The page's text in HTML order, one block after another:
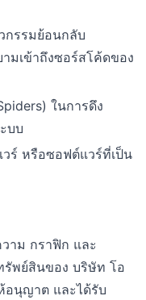
กรรมย้อนกลับ
มเข้าถึงซอร์สโค้ดของ
ในการดึง
บบ
วร์ หรือซอฟต์แวร์ที่เป็น
าม กราฟิก และ
พย์สินของ บริษัท โอ
อนุญาต และได้รับ